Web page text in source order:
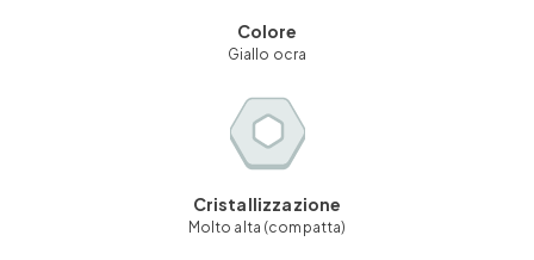
Colore
Giallo ocra
Cristallizzazione
Molto alta (compatta)